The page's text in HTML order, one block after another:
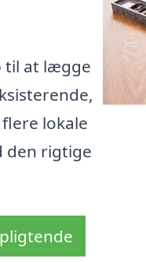
til at lægge
lokale
den rigtige